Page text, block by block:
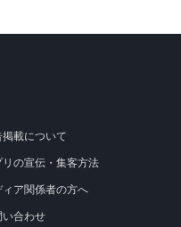
掲載について
リの宣伝・集客方法
ィア関係者の方へ
い合わせ